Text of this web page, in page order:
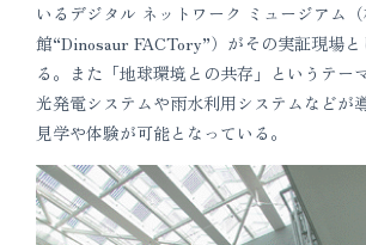
いるデジタル ネットワーク ミュージアム
館“Dinosaur FACTory”）がその実証現場
る。また「地球環境との共存」というテー
光発電システムや雨水利用システムなどが
見学や体験が可能となっている。